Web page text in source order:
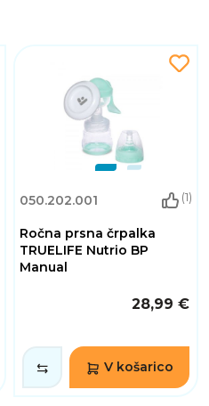
050.202.001 (1)
Ročna prsna črpalka
TRUELIFE Nutrio BP
Manual
28,99 €
V košarico